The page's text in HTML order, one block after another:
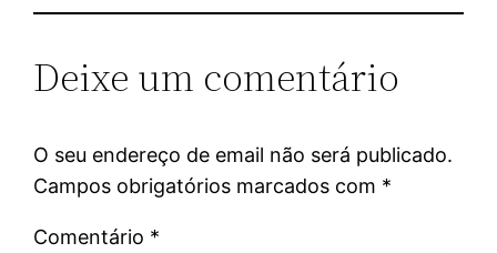
Deixe um comentário
O seu endereço de email não será publicado.
Campos obrigatórios marcados com *
Comentário *